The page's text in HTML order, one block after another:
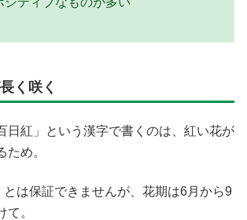
く咲く
日紅」という漢字で書くのは、紅い花が
ため。
は保証できませんが、花期は6月から9
て。